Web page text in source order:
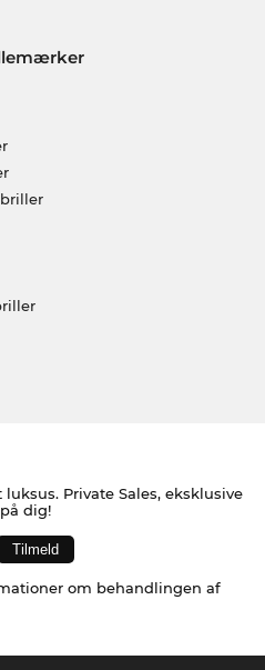
Private Sales, eksklusive
dig!
om behandlingen af